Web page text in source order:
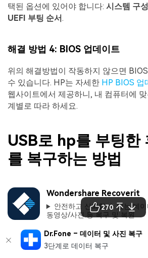
택된 옵션에 있어야 합니다: 시스템 구
UEFI 부팅 순서.
해결 방법 4: BIOS 업데이트
위의 해결방법이 작동하지 않으면
수 있습니다. HP는 자세한 HP BIOS 업
웹사이트에서 제공하니, 내 컴퓨터에
계별로 따라 하세요.
USB로 hp를 부팅한
를 복구하는 방법
Wondershare Recoverit
안전하고 신뢰할 수 있는 데
동영상/사진 등 복구 및 복원
다운로드
270
Dr.Fone – 데이터 및 사진 복구
3단계로 데이터 복구